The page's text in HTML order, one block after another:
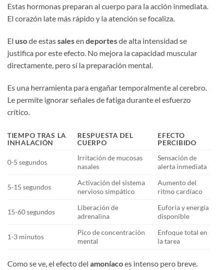
Estas hormonas preparan al cuerpo para la acción inmediata.
El corazón late más rápido y la atención se focaliza.
El usode estassalesen deportesde alta intensidad se
justifica por este efecto. No mejora la capacidad muscular
directamente, pero sí la preparación mental.
Es una herramienta para engañar temporalmente al cerebro.
Le permite ignorar señales de fatiga durante el esfuerzo
crítico.
TIEMPO TRAS LA
INHALACIÓN
RESPUESTA DEL
CUERPO
EFECTO
PERCIBIDO
0-5 segundos
Irritación de mucosas
nasales
Sensación de
alerta inmediata
5-15 segundos
Activación del sistema
nervioso simpático
Aumento del
ritmo cardíaco
15-60 segundos
Liberación de
adrenalina
Euforia y energía
disponible
1-3 minutos
Pico de concentración
mental
Enfoque total en
la tarea
Como se ve, el efecto del amoníacoes intenso pero breve.